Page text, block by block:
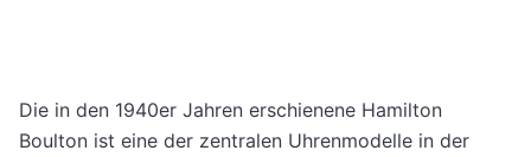
Die in den 1940er Jahren erschienene Hamilton
Boulton ist eine der zentralen Uhrenmodelle in der